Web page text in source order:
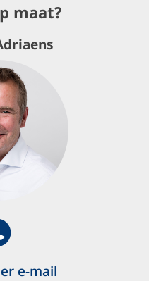
maat?
e-mail